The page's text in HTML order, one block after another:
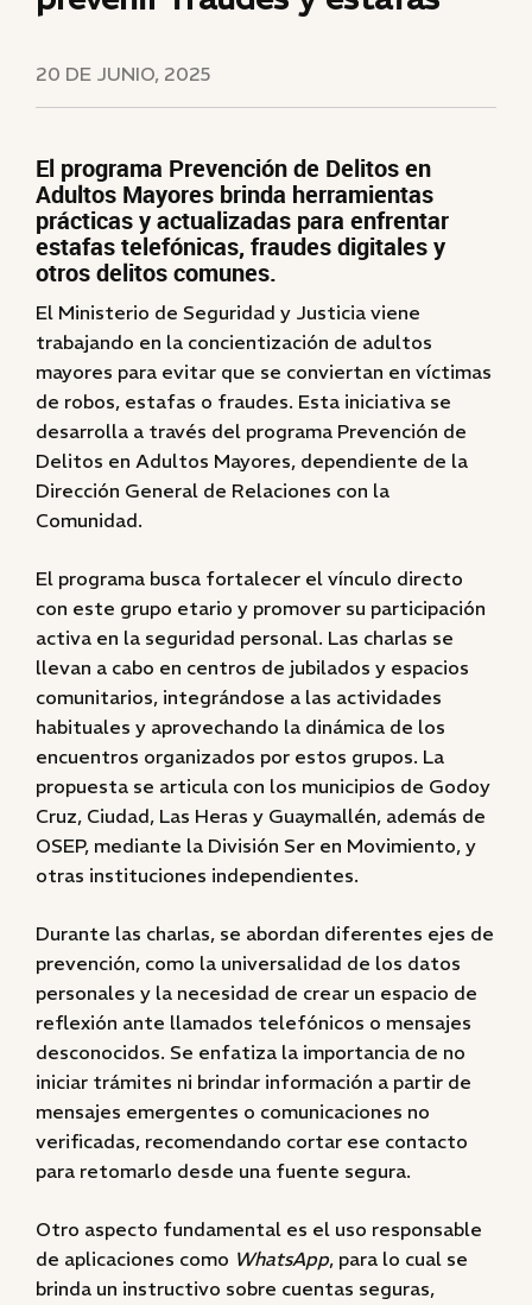
20 DE JUNIO, 2025
El programa Prevención de Delitos en
Adultos Mayores brinda herramientas
prácticas y actualizadas para enfrentar
estafas telefónicas, fraudes digitales y
otros delitos comunes.
El Ministerio de Seguridad y Justicia viene
trabajando en la concientización de adultos
mayores para evitar que se conviertan en víctimas
de robos, estafas o fraudes. Esta iniciativa se
desarrolla a través del programa Prevención de
Delitos en Adultos Mayores, dependiente de la
Dirección General de Relaciones con la
Comunidad.
El programa busca fortalecer el vínculo directo
con este grupo etario y promover su participación
activa en la seguridad personal. Las charlas se
llevan a cabo en centros de jubilados y espacios
comunitarios, integrándose a las actividades
habituales y aprovechando la dinámica de los
encuentros organizados por estos grupos. La
propuesta se articula con los municipios de Godoy
Cruz, Ciudad, Las Heras y Guaymallén, además de
OSEP, mediante la División Ser en Movimiento, y
otras instituciones independientes.
Durante las charlas, se abordan diferentes ejes de
prevención, como la universalidad de los datos
personales y la necesidad de crear un espacio de
reflexión ante llamados telefónicos o mensajes
desconocidos. Se enfatiza la importancia de no
iniciar trámites ni brindar información a partir de
mensajes emergentes o comunicaciones no
verificadas, recomendando cortar ese contacto
para retomarlo desde una fuente segura.
Otro aspecto fundamental es el uso responsable
de aplicaciones como WhatsApp, para lo cual se
brinda un instructivo sobre cuentas seguras,